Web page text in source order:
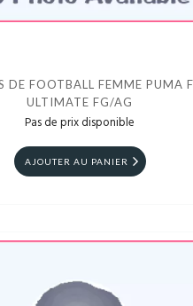
DE FOOTBALL FEMME PUMA
ULTIMATE FG/AG
Pas de prix disponible
AJOUTER AU PANIER